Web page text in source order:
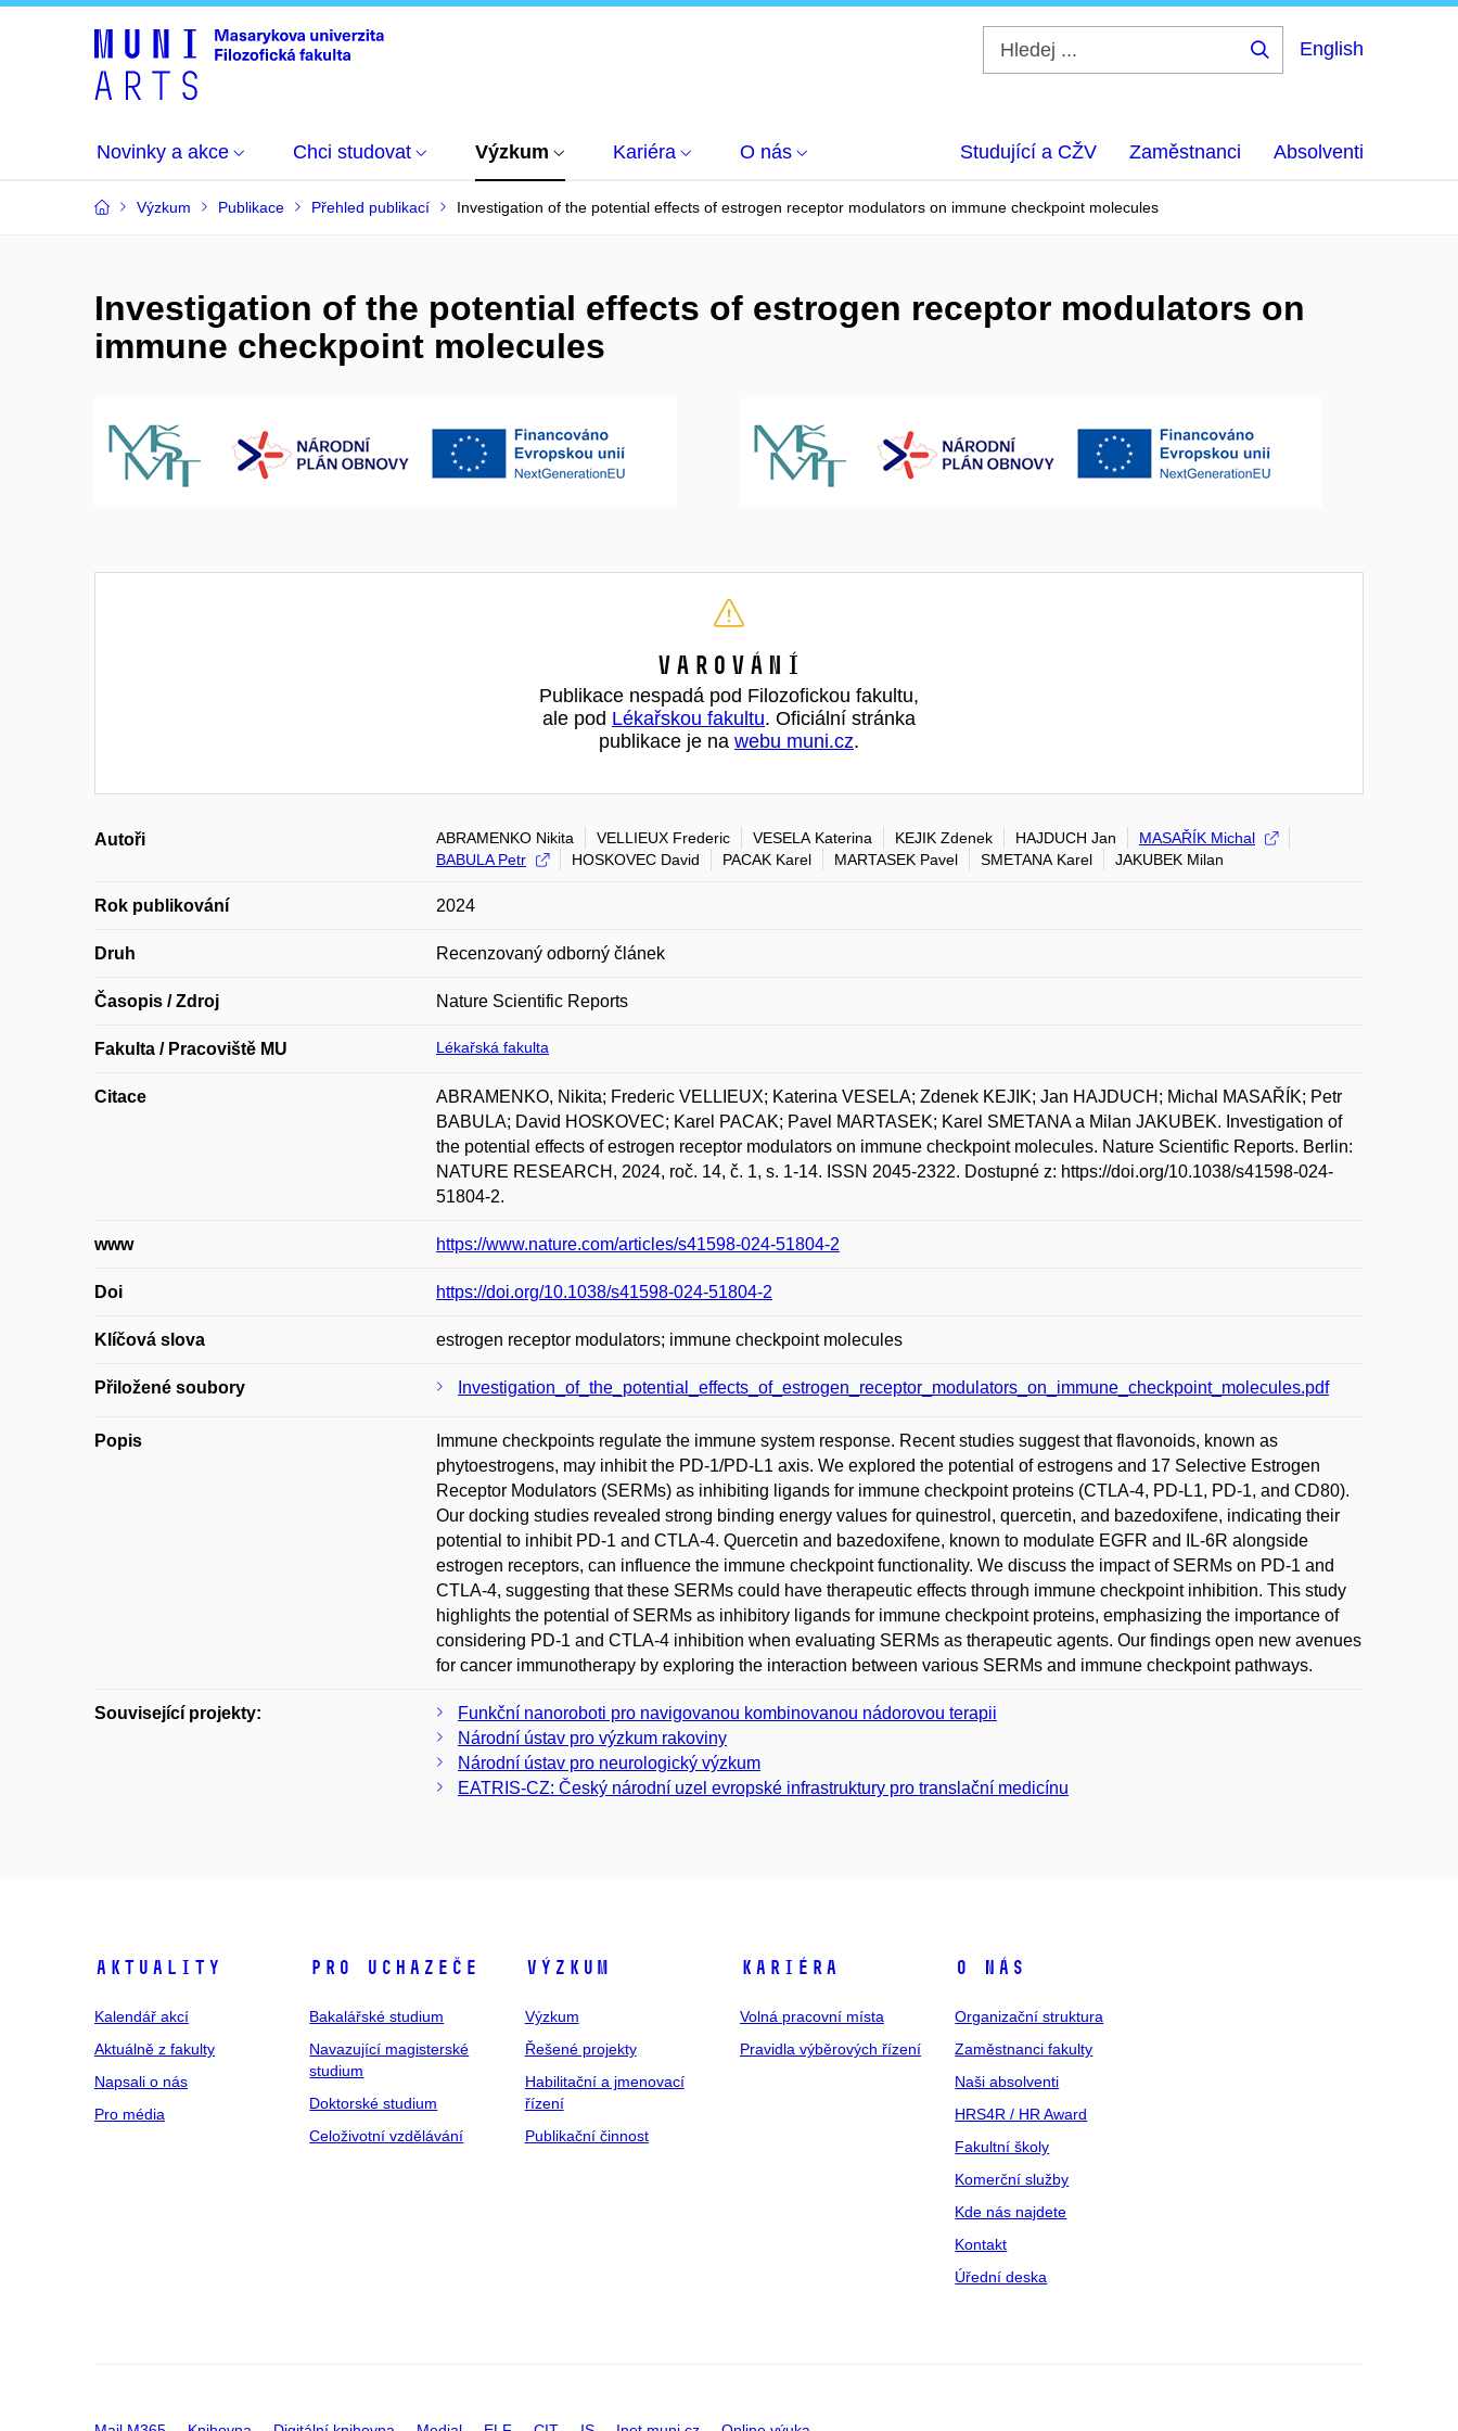
English
Novinky a akce Chci studovat Výzkum Kariéra O nás Studující a CŽV Zaměstnanci Absolventi
Výzkum Publikace Přehled publikací Investigation of the potential effects of estrogen receptor modulators on immune checkpoint molecules
Investigation of the potential effects of estrogen receptor modulators on
immune checkpoint molecules
Varování
Publikace nespadá pod Filozofickou fakultu,
ale pod Lékařskou fakultu. Oficiální stránka
publikace je na webu muni.cz.
Autoři ABRAMENKO Nikita VELLIEUX Frederic VESELA Katerina KEJIK Zdenek HAJDUCH Jan
MASAŘÍK Michal
BABULA Petr
HOSKOVEC David PACAK Karel MARTASEK Pavel SMETANA Karel JAKUBEK Milan
Rok publikování 2024
Druh Recenzovaný odborný článek
Časopis / Zdroj Nature Scientific Reports
Fakulta / Pracoviště MU Lékařská fakulta
Citace
ABRAMENKO, Nikita; Frederic VELLIEUX; Katerina VESELA; Zdenek KEJIK; Jan HAJDUCH; Michal MASAŘÍK; Petr
BABULA; David HOSKOVEC; Karel PACAK; Pavel MARTASEK; Karel SMETANA a Milan JAKUBEK. Investigation of
the potential effects of estrogen receptor modulators on immune checkpoint molecules. Nature Scientific Reports. Berlin:
NATURE RESEARCH, 2024, roč. 14, č. 1, s. 1-14. ISSN 2045-2322. Dostupné z: https://doi.org/10.1038/s41598-024-
51804-2.
www https://www.nature.com/articles/s41598-024-51804-2
Doi https://doi.org/10.1038/s41598-024-51804-2
Klíčová slova estrogen receptor modulators; immune checkpoint molecules
Přiložené soubory Investigation_of_the_potential_effects_of_estrogen_receptor_modulators_on_immune_checkpoint_molecules.pdf
Popis
Immune checkpoints regulate the immune system response. Recent studies suggest that flavonoids, known as
phytoestrogens, may inhibit the PD-1/PD-L1 axis. We explored the potential of estrogens and 17 Selective Estrogen
Receptor Modulators (SERMs) as inhibiting ligands for immune checkpoint proteins (CTLA-4, PD-L1, PD-1, and CD80).
Our docking studies revealed strong binding energy values for quinestrol, quercetin, and bazedoxifene, indicating their
potential to inhibit PD-1 and CTLA-4. Quercetin and bazedoxifene, known to modulate EGFR and IL-6R alongside
estrogen receptors, can influence the immune checkpoint functionality. We discuss the impact of SERMs on PD-1 and
CTLA-4, suggesting that these SERMs could have therapeutic effects through immune checkpoint inhibition. This study
highlights the potential of SERMs as inhibitory ligands for immune checkpoint proteins, emphasizing the importance of
considering PD-1 and CTLA-4 inhibition when evaluating SERMs as therapeutic agents. Our findings open new avenues
for cancer immunotherapy by exploring the interaction between various SERMs and immune checkpoint pathways.
Související projekty:
Funkční nanoroboti pro navigovanou kombinovanou nádorovou terapii
Národní ústav pro výzkum rakoviny
Národní ústav pro neurologický výzkum
EATRIS-CZ: Český národní uzel evropské infrastruktury pro translační medicínu
Aktuality
Kalendář akcí
Aktuálně z fakulty
Napsali o nás
Pro média
Pro uchazeče
Bakalářské studium
Navazující magisterské
studium
Doktorské studium
Celoživotní vzdělávání
Výzkum
Výzkum
Řešené projekty
Habilitační a jmenovací
řízení
Publikační činnost
Kariéra
Volná pracovní místa
Pravidla výběrových řízení
O nás
Organizační struktura
Zaměstnanci fakulty
Naši absolventi
HRS4R / HR Award
Fakultní školy
Komerční služby
Kde nás najdete
Kontakt
Úřední deska